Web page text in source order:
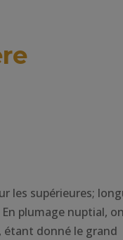
les supérieures;
plumage nuptial, on
étant donné le grand